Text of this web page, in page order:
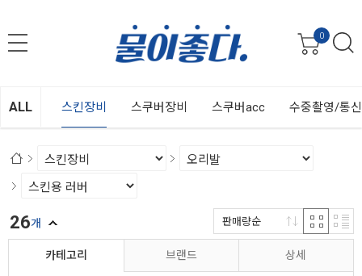
0
ALL 스킨장비 스쿠버장비 스쿠버acc 수중촬영/통
카테고리 브랜드 상세
26개 판매량순